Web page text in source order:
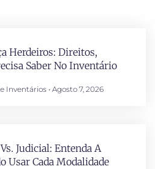
Herdeiros: Direitos,
Saber No Inventário
Inventários Agosto 7, 2026
Judicial: Entenda A
Usar Cada Modalidade